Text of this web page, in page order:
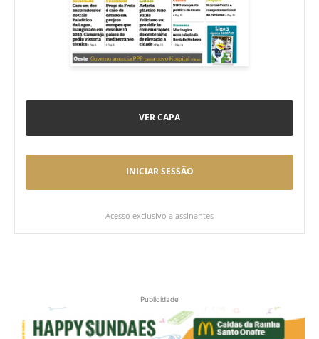
VER CAPA
INICIAR SESSÃO
Acesso exclusivo a assinantes
Publicidade